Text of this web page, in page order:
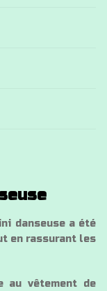
danseuse a été
en rassurant les
au vêtement de